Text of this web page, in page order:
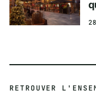
RETROUVER